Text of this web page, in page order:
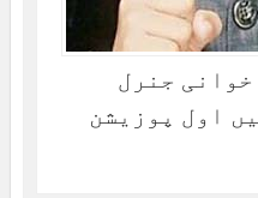
جنرل
اول پوزیشن